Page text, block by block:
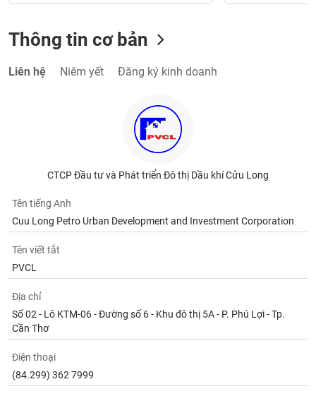
Thông tin cơ bản
Liên hệ Niêm yết Đăng ký kinh doanh
CTCP Đầu tư và Phát triển Đô thị Dầu khí Cửu Long
Tên tiếng Anh
Cuu Long Petro Urban Development and Investment Corporation
Tên viết tắt
PVCL
Địa chỉ
Số 02 - Lô KTM-06 - Đường số 6 - Khu đô thị 5A - P. Phú Lợi - Tp.
Cần Thơ
Điện thoại
(84.299) 362 7999